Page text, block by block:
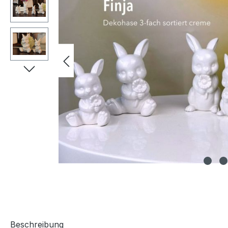
Beschreibung